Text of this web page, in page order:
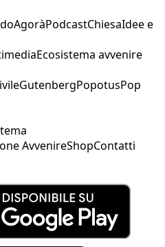
AgoràPodcastChiesaIdee e
Ecosistema avvenire
GutenbergPopotusPop
AvvenireShopContatti